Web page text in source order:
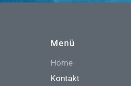
Menü
Home
Kontakt